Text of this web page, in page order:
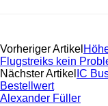
Vorheriger Artikel
Flugstreiks kein
Nächster Artikel IC
Bestellwert
Alexander Füller